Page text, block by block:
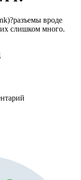
вроде
их слишком много.